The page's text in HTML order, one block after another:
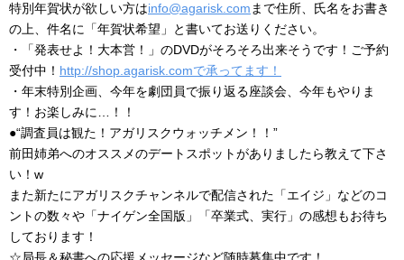
特別年賀状が欲しい方はinfo@agarisk.com まで住所、氏名をお書き
の上、件名に「年賀状希望」と書いてお送りください。
・「発表せよ！大本営！」のDVDがそろそろ出来そうです！ご予約
受付中！ http://shop.agarisk.comで承ってます！
・年末特別企画、今年を劇団員で振り返る座談会、今年もやりま
す！お楽しみに…！！
●“調査員は観た！アガリスクウォッチメン！！”
前田姉弟へのオススメのデートスポットがありましたら教えて下さ
い！w
また新たにアガリスクチャンネルで配信された「エイジ」などのコ
ントの数々や「ナイゲン全国版」「卒業式、実行」の感想もお待ち
しております！